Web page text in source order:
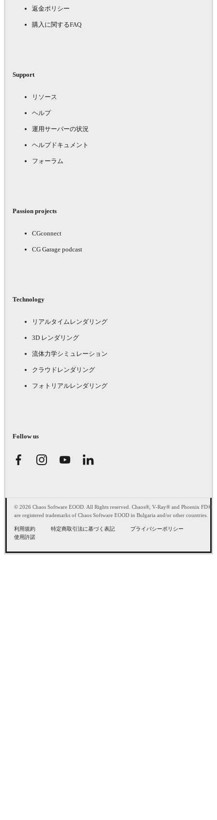
返金ポリシー
購入に関するFAQ
Support
リソース
ヘルプ
運用サーバーの状況
ヘルプドキュメント
フォーラム
Passion projects
CGconnect
CG Garage podcast
Technology
リアルタイムレンダリング
3D レンダリング
流体力学シミュレーション
クラウドレンダリング
フォトリアルレンダリング
Follow us
© 2026 Chaos Software EOOD. All Rights reserved. Chaos®, V-Ray® and Phoenix FD®
are registered trademarks of Chaos Software EOOD in Bulgaria and/or other countries.
利用規約 特定商取引法に基づく表記
プライバシーポリシー
使用許諾